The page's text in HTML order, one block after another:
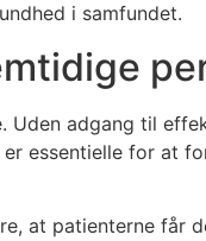
i samfundet.
Uden adgang til
essentielle for at
at patienterne får